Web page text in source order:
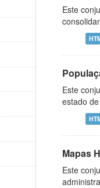
Este
Este
estado
Mapas
Este